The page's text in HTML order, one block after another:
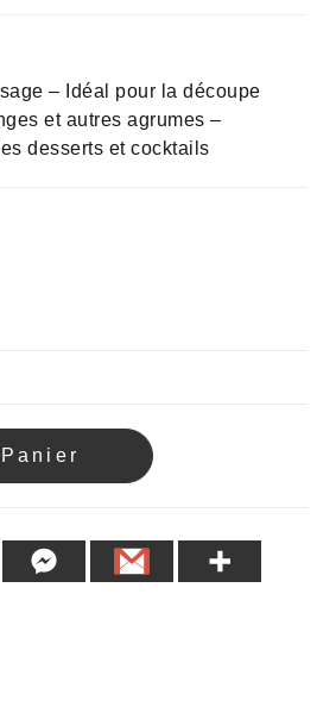
– Idéal pour la découpe
et autres agrumes –
desserts et cocktails